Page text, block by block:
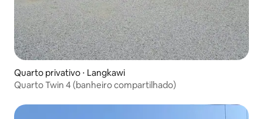
Quarto privativo ⋅ Langkawi
Quarto Twin 4 (banheiro compartilhado)